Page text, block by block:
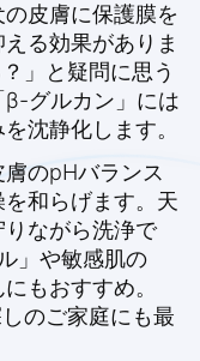
皮膚に保護膜を
る効果がありま
」と疑問に思う
グルカン」には
沈静化します。
のpHバランス
和らげます。天
ながら洗浄で
」や敏感肌の
もおすすめ。
のご家庭にも最